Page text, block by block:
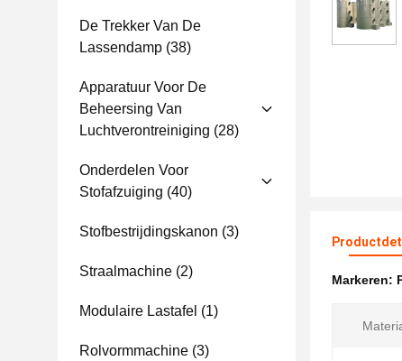
De Trekker Van De
Lassendamp (38)
Apparatuur Voor De
Beheersing Van
Luchtverontreiniging (28)
Onderdelen Voor
Stofafzuiging (40)
Stofbestrijdingskanon (3)
Straalmachine (2)
Modulaire Lastafel (1)
Rolvormmachine (3)
Markeren: